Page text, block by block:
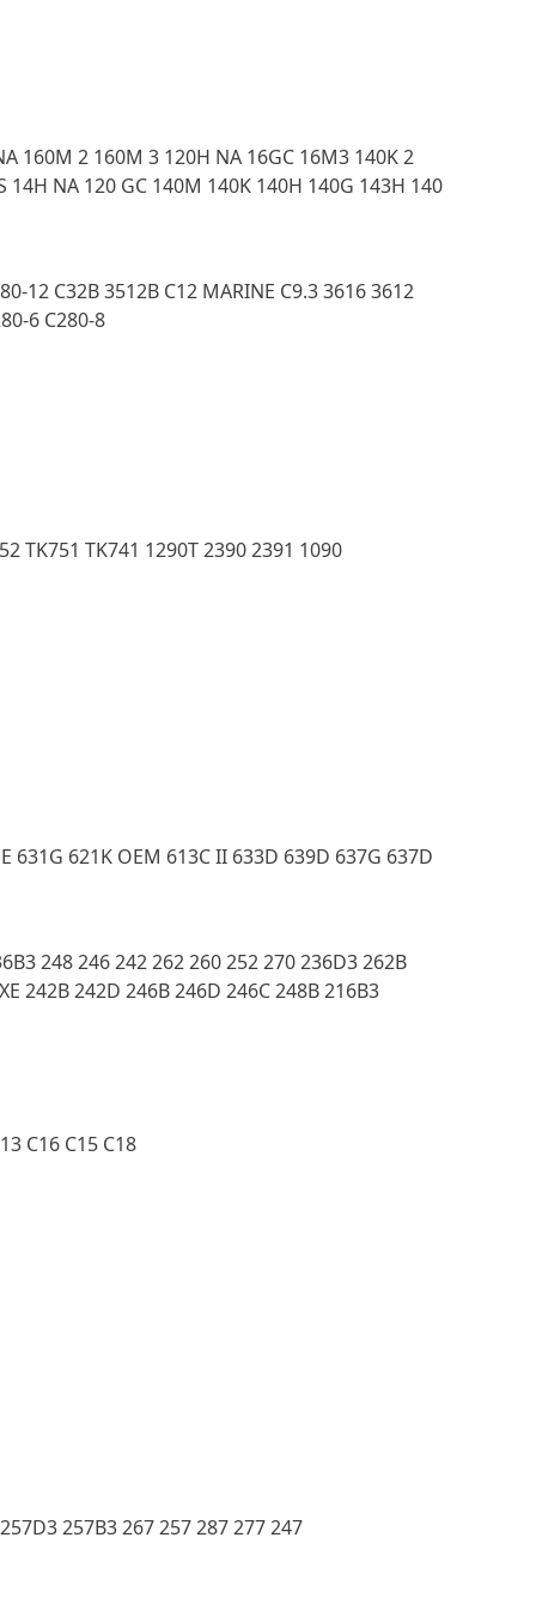
160M 2 160M 3 120H NA 16GC 16M3 140K 2
NA 120 GC 140M 140K 140H 140G 143H 140
12 C32B 3512B C12 MARINE C9.3 3616 3612
6 C280-8
TK751 TK741 1290T 2390 2391 1090
631G 621K OEM 613C II 633D 639D 637G 637D
248 246 242 262 260 252 270 236D3 262B
242B 242D 246B 246D 246C 248B 216B3
C16 C15 C18
257B3 267 257 287 277 247